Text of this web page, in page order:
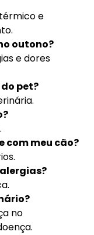
e
outono?
e dores
pet?
com meu cão?
no